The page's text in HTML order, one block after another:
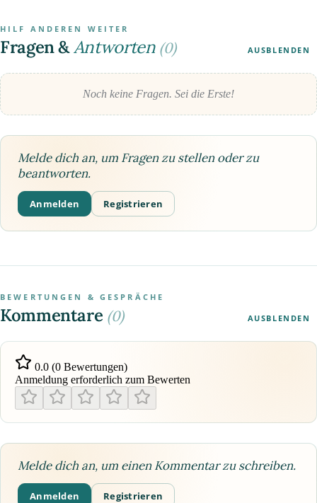
HILF ANDEREN WEITER
Fragen &Antworten (0) AUSBLENDEN
Noch keine Fragen. Sei die Erste!
Melde dich an, um Fragen zu stellen oder zu
beantworten.
Anmelden Registrieren
BEWERTUNGEN & GESPRÄCHE
Kommentare (0) AUSBLENDEN
0.0 (0 Bewertungen)
Anmeldung erforderlich zum Bewerten
Melde dich an, um einen Kommentar zu schreiben.
Anmelden Registrieren